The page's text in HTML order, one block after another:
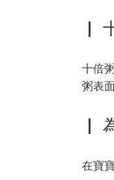
▏
十倍
粥表
▏
在寶